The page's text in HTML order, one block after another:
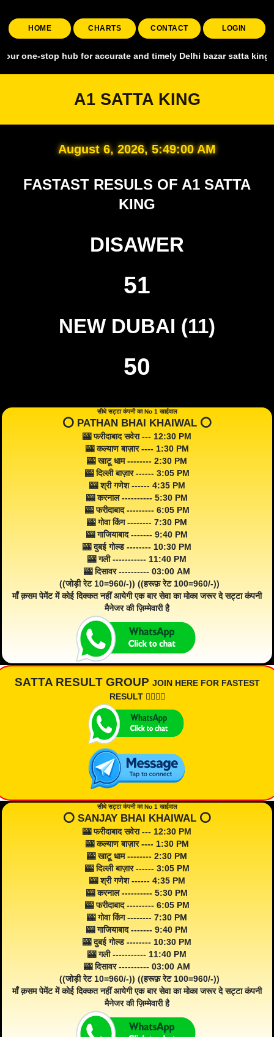
HOME CHARTS CONTACT LOGIN
hub for accurate and timely Delhi bazar satta king,
A1 SATTA KING
August 6, 2026, 5:49:01 AM
FASTAST RESULS OF A1 SATTA
KING
DISAWER
51
NEW DUBAI (11)
50
सीधे सट्टा कंपनी का No 1 खाईवाल
⭕️ PATHAN BHAI KHAIWAL ⭕️
🎰 फरीदाबाद सवेरा --- 12:30 PM
🎰 कल्याण बाज़ार ---- 1:30 PM
🎰 खाटू धाम -------- 2:30 PM
🎰 दिल्ली बाज़ार ------ 3:05 PM
🎰 श्री गणेश ------ 4:35 PM
🎰 करनाल ---------- 5:30 PM
🎰 फरीदाबाद --------- 6:05 PM
🎰 गोवा किंग -------- 7:30 PM
🎰 गाजियाबाद ------- 9:40 PM
🎰 दुबई गोल्ड -------- 10:30 PM
🎰 गली ----------- 11:40 PM
🎰 दिसावर ---------- 03:00 AM
((जोड़ी रेट 10=960/-)) ((हरूफ़ रेट 100=960/-))
माँ क़सम पेमेंट में कोई दिक्कत नहीं आयेगी एक बार सेवा का मोका जरूर दे सट्टा कंपनी
मैनेजर की ज़िम्मेवारी है
SATTA RESULT GROUP JOIN HERE FOR FASTEST
RESULT 👇🏾👇🏾
सीधे सट्टा कंपनी का No 1 खाईवाल
⭕️ SANJAY BHAI KHAIWAL ⭕️
🎰 फरीदाबाद सवेरा --- 12:30 PM
🎰 कल्याण बाज़ार ---- 1:30 PM
🎰 खाटू धाम -------- 2:30 PM
🎰 दिल्ली बाज़ार ------ 3:05 PM
🎰 श्री गणेश ------ 4:35 PM
🎰 करनाल ---------- 5:30 PM
🎰 फरीदाबाद --------- 6:05 PM
🎰 गोवा किंग -------- 7:30 PM
🎰 गाजियाबाद ------- 9:40 PM
🎰 दुबई गोल्ड -------- 10:30 PM
🎰 गली ----------- 11:40 PM
🎰 दिसावर ---------- 03:00 AM
((जोड़ी रेट 10=960/-)) ((हरूफ़ रेट 100=960/-))
माँ क़सम पेमेंट में कोई दिक्कत नहीं आयेगी एक बार सेवा का मोका जरूर दे सट्टा कंपनी
मैनेजर की ज़िम्मेवारी है